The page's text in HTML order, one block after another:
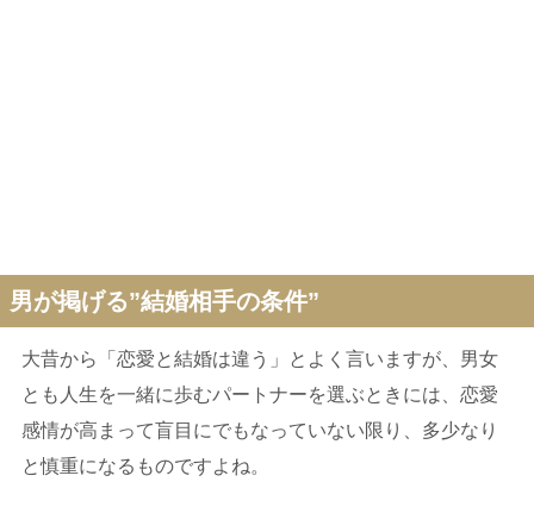
男が掲げる”結婚相手の条件”
大昔から「恋愛と結婚は違う」とよく言いますが、男女
とも人生を一緒に歩むパートナーを選ぶときには、恋愛
感情が高まって盲目にでもなっていない限り、多少なり
と慎重になるものですよね。